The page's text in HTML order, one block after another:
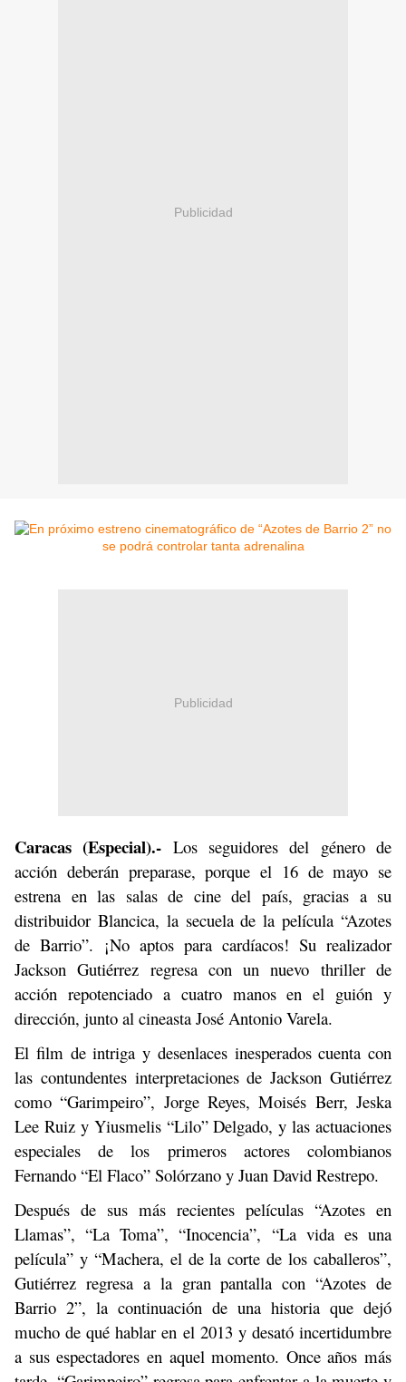
Publicidad
Publicidad
Caracas (Especial).- Los seguidores del género de
acción deberán preparase, porque el 16 de mayo se
estrena en las salas de cine del país, gracias a su
distribuidor Blancica, la secuela de la película “Azotes
de Barrio”. ¡No aptos para cardíacos! Su realizador
Jackson Gutiérrez regresa con un nuevo thriller de
acción repotenciado a cuatro manos en el guión y
dirección, junto al cineasta José Antonio Varela.
El film de intriga y desenlaces inesperados cuenta con
las contundentes interpretaciones de Jackson Gutiérrez
como “Garimpeiro”, Jorge Reyes, Moisés Berr, Jeska
Lee Ruiz y Yiusmelis “Lilo” Delgado, y las actuaciones
especiales de los primeros actores colombianos
Fernando “El Flaco” Solórzano y Juan David Restrepo.
Después de sus más recientes películas “Azotes en
Llamas”, “La Toma”, “Inocencia”, “La vida es una
película” y “Machera, el de la corte de los caballeros”,
Gutiérrez regresa a la gran pantalla con “Azotes de
Barrio 2”, la continuación de una historia que dejó
mucho de qué hablar en el 2013 y desató incertidumbre
a sus espectadores en aquel momento. Once años más